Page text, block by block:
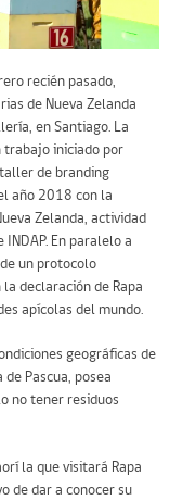
recién pasado,
de Nueva Zelanda
en Santiago. La
trabajo iniciado por
de branding
año 2018 con la
Zelanda, actividad
En paralelo a
un protocolo
declaración de Rapa
apícolas del mundo.
geográficas de
Pascua, posea
no tener residuos
la que visitará Rapa
de dar a conocer su